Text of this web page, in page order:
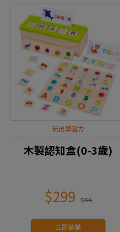
玩出學習力
木製認知盒(0-3歲)
$299 $399
立即搶購